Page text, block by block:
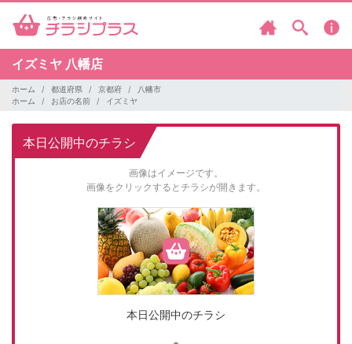
イズミヤ 八幡店
ホーム 都道府県 京都府
八幡市
ホーム
お店の名前 イズミヤ
本日公開中のチラシ
画像はイメージです。
画像をクリックするとチラシが開きます。
本日公開中のチラシ